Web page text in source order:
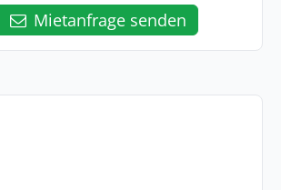
Mietanfrage senden